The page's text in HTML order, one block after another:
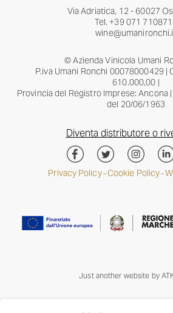
Via Adriatica, 12 - 60027
Tel. +39 071
© Azienda Vinicola Umani
P.iva Umani Ronchi 00078000429 |
610.000,00 |
Provincia del Registro Imprese: Ancona
del 20/06/1963
Diventa distributore o
Privacy Policy–Cookie Policy–
Just another website by